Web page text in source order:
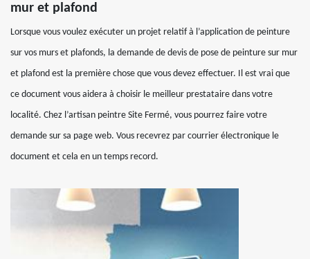
mur et plafond
Lorsque vous voulez exécuter un projet relatif à l’application de peinture
sur vos murs et plafonds, la demande de devis de pose de peinture sur mur
et plafond est la première chose que vous devez effectuer. Il est vrai que
ce document vous aidera à choisir le meilleur prestataire dans votre
localité. Chez l’artisan peintre Site Fermé, vous pourrez faire votre
demande sur sa page web. Vous recevrez par courrier électronique le
document et cela en un temps record.